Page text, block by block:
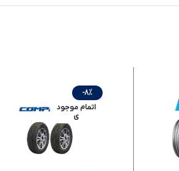
-8%
اتمام موجود
ی